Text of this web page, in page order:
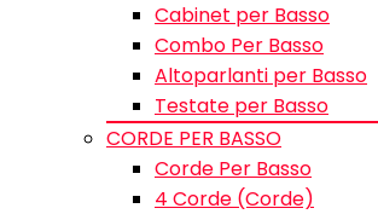
Cabinet per Basso
Combo Per Basso
Altoparlanti per Basso
Testate per Basso
CORDE PER BASSO
Corde Per Basso
4 Corde (Corde)